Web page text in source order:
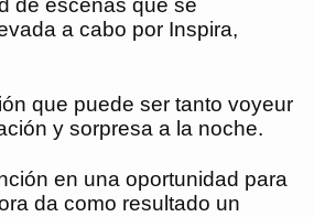
de escenas que se
a cabo por Inspira,
que puede ser tanto voyeur
y sorpresa a la noche.
en una oportunidad para
da como resultado un